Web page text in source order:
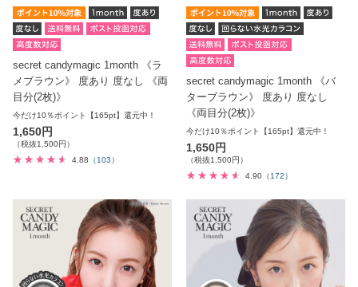
secret candymagic 1month 《ラ
メブラウン》 度あり 度なし 《両
目分(2枚)》
今だけ10％ポイント【165pt】還元中！
1,650円
（税抜1,500円）
4.88 （103）
secret candymagic 1month 《バ
ターブラウン》 度あり 度なし
《両目分(2枚)》
今だけ10％ポイント【165pt】還元中！
1,650円
（税抜1,500円）
4.90 （172）